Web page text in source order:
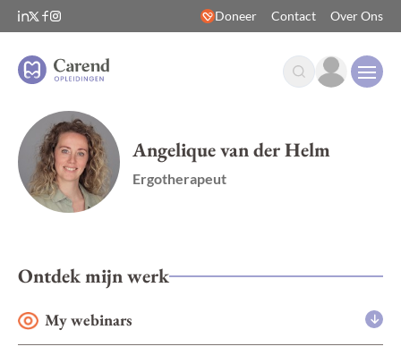
Doneer Contact Over Ons
Angelique van der Helm
Ergotherapeut
Ontdek mijn werk
My webinars